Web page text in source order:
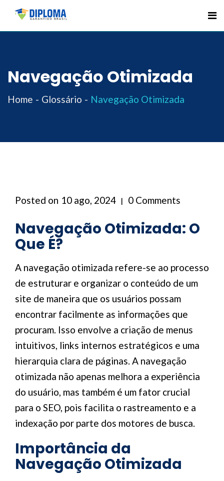
Skip
Navegação Otimizada
Home Glossário Navegação Otimizada
Posted on 10 ago, 2024 0 Comments
Navegação Otimizada: O
Que É?
A navegação otimizada refere-se ao processo
de estruturar e organizar o conteúdo de um
site de maneira que os usuários possam
encontrar facilmente as informações que
procuram. Isso envolve a criação de menus
intuitivos, links internos estratégicos e uma
hierarquia clara de páginas. A navegação
otimizada não apenas melhora a experiência
do usuário, mas também é um fator crucial
para o SEO, pois facilita o rastreamento e a
indexação por parte dos motores de busca.
Importância da
Navegação Otimizada